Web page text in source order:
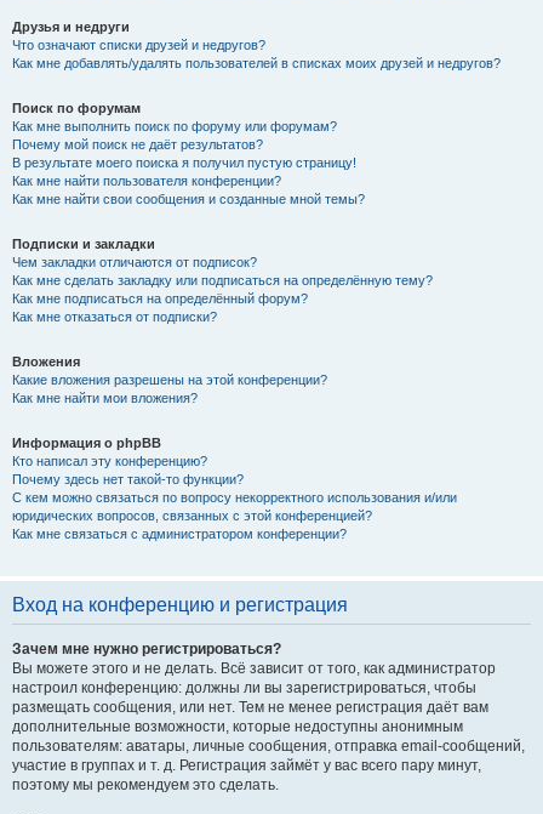
Друзья и недруги
Что означают списки друзей и недругов?
Как мне добавлять/удалять пользователей в списках моих друзей и недругов?
Поиск по форумам
Как мне выполнить поиск по форуму или форумам?
Почему мой поиск не даёт результатов?
В результате моего поиска я получил пустую страницу!
Как мне найти пользователя конференции?
Как мне найти свои сообщения и созданные мной темы?
Подписки и закладки
Чем закладки отличаются от подписок?
Как мне сделать закладку или подписаться на определённую тему?
Как мне подписаться на определённый форум?
Как мне отказаться от подписки?
Вложения
Какие вложения разрешены на этой конференции?
Как мне найти мои вложения?
Информация о phpBB
Кто написал эту конференцию?
Почему здесь нет такой-то функции?
С кем можно связаться по вопросу некорректного использования и/или
юридических вопросов, связанных с этой конференцией?
Как мне связаться с администратором конференции?
Вход на конференцию и регистрация
Зачем мне нужно регистрироваться?
Вы можете этого и не делать. Всё зависит от того, как администратор
настроил конференцию: должны ли вы зарегистрироваться, чтобы
размещать сообщения, или нет. Тем не менее регистрация даёт вам
дополнительные возможности, которые недоступны анонимным
пользователям: аватары, личные сообщения, отправка email-сообщений,
участие в группах и т. д. Регистрация займёт у вас всего пару минут,
поэтому мы рекомендуем это сделать.